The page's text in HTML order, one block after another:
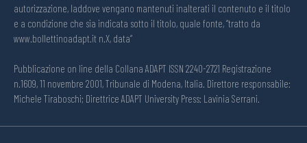
autorizzazione, laddove vengano mantenuti inalterati il contenuto e il titolo
e a condizione che sia indicata sotto il titolo, quale fonte, “tratto da
www.bollettinoadapt.it n.X, data“
Pubblicazione on line della Collana ADAPT ISSN 2240-2721 Registrazione
n.1609, 11 novembre 2001, Tribunale di Modena, Italia. Direttore responsabile:
Michele Tiraboschi; Direttrice ADAPT University Press: Lavinia Serrani.